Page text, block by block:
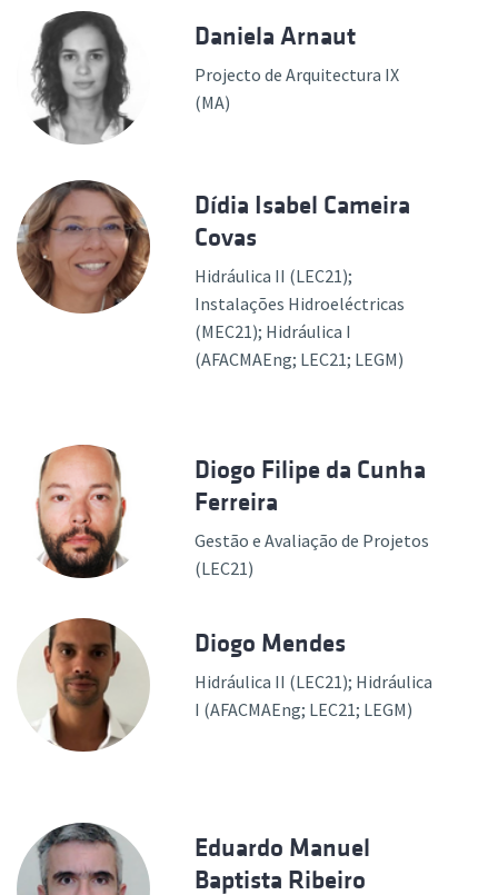
Daniela Arnaut
Projecto de Arquitectura IX
(MA)
Dídia Isabel Cameira
Covas
Hidráulica II (LEC21);
Instalações Hidroeléctricas
(MEC21); Hidráulica I
(AFACMAEng; LEC21; LEGM)
Diogo Filipe da Cunha
Ferreira
Gestão e Avaliação de Projetos
(LEC21)
Diogo Mendes
Hidráulica II (LEC21); Hidráulica
I (AFACMAEng; LEC21; LEGM)
Eduardo Manuel
Baptista Ribeiro